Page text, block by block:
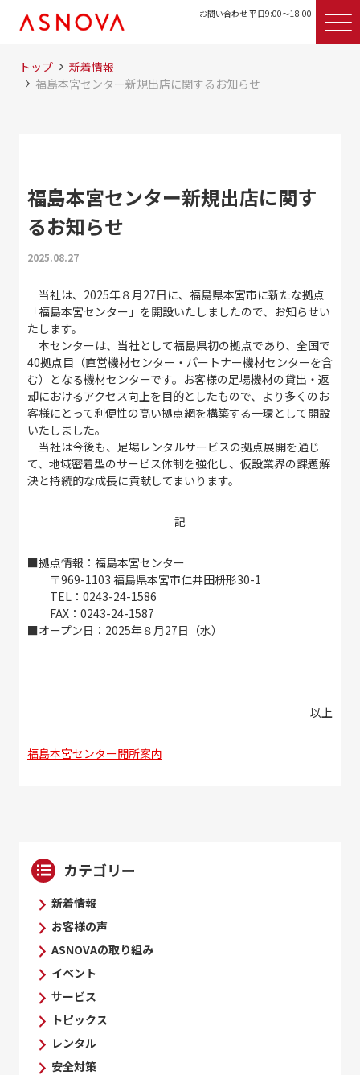
お問い合わせ 平日9:00〜18:00
トップ
新着情報
福島本宮センター新規出店に関するお知らせ
福島本宮センター新規出店に関す
るお知らせ
2025.08.27
当社は、2025年８月27日に、福島県本宮市に新たな拠点
「福島本宮センター」を開設いたしましたので、お知らせい
たします。
本センターは、当社として福島県初の拠点であり、全国で
40拠点目（直営機材センター・パートナー機材センターを含
む）となる機材センターです。お客様の足場機材の貸出・返
却におけるアクセス向上を目的としたもので、より多くのお
客様にとって利便性の高い拠点網を構築する一環として開設
いたしました。
当社は今後も、足場レンタルサービスの拠点展開を通じ
て、地域密着型のサービス体制を強化し、仮設業界の課題解
決と持続的な成長に貢献してまいります。
記
■拠点情報：福島本宮センター
〒969-1103 福島県本宮市仁井田枡形30-1
TEL：0243-24-1586
FAX：0243-24-1587
■オープン日：2025年８月27日（水）
以上
福島本宮センター開所案内
カテゴリー
新着情報
お客様の声
ASNOVAの取り組み
イベント
サービス
トピックス
レンタル
安全対策